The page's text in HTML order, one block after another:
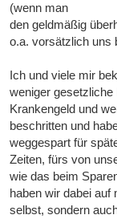
(wenn man
den geldmäßig
o.a. vorsätzlich uns
Ich und viele mir
weniger gesetzliche
Krankengeld und
beschritten und
weggespart für
Zeiten, fürs von
wie das beim
haben wir dabei
selbst, sondern